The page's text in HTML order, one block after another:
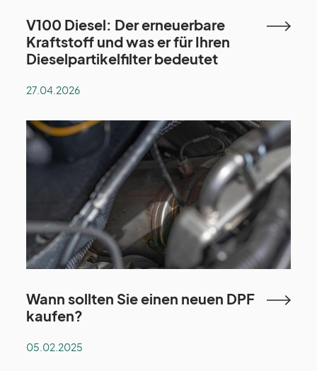
V100 Diesel: Der erneuerbare
Kraftstoff und was er für Ihren
Dieselpartikelfilter bedeutet
27.04.2026
Wann sollten Sie einen neuen DPF
kaufen?
05.02.2025